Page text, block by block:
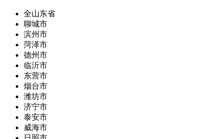
全山东省
聊城市
滨州市
菏泽市
德州市
临沂市
东营市
烟台市
潍坊市
济宁市
泰安市
威海市